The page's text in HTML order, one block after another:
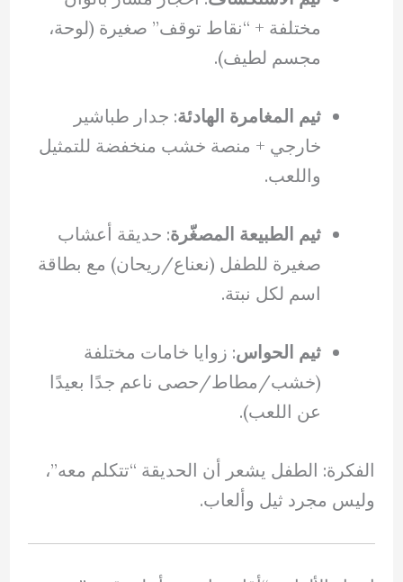
مختلفة + “نقاط توقف” صغيرة (لوحة،
مجسم لطيف).
ثيم المغامرة الهادئة: جدار طباشير
خارجي + منصة خشب منخفضة للتمثيل
واللعب.
ثيم الطبيعة المصغّرة: حديقة أعشاب
صغيرة للطفل (نعناع/ريحان) مع بطاقة
اسم لكل نبتة.
ثيم الحواس: زوايا خامات مختلفة
(خشب/مطاط/حصى ناعم جدًا بعيدًا
عن اللعب).
الفكرة: الطفل يشعر أن الحديقة “تتكلم معه”،
وليس مجرد ثيل وألعاب.